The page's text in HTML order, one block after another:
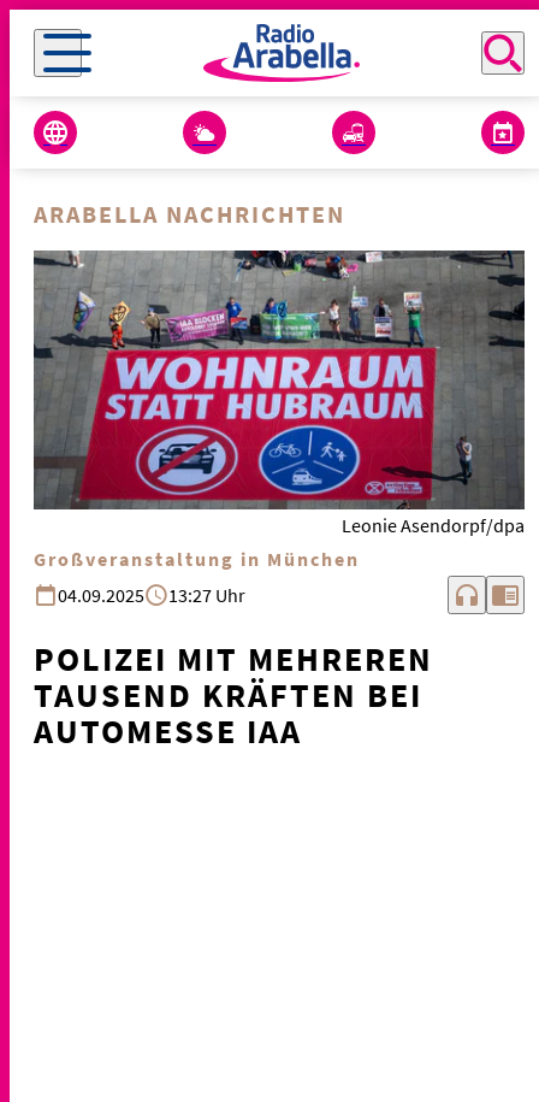
ARABELLA NACHRICHTEN
Leonie Asendorpf/dpa
Großveranstaltung in München
04.09.2025
13:27 Uhr headphones chrome_reader_mode
POLIZEI MIT MEHREREN
TAUSEND KRÄFTEN BEI
AUTOMESSE IAA